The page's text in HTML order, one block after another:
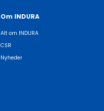
Om INDURA
Alt om INDURA
CSR
Nyheder